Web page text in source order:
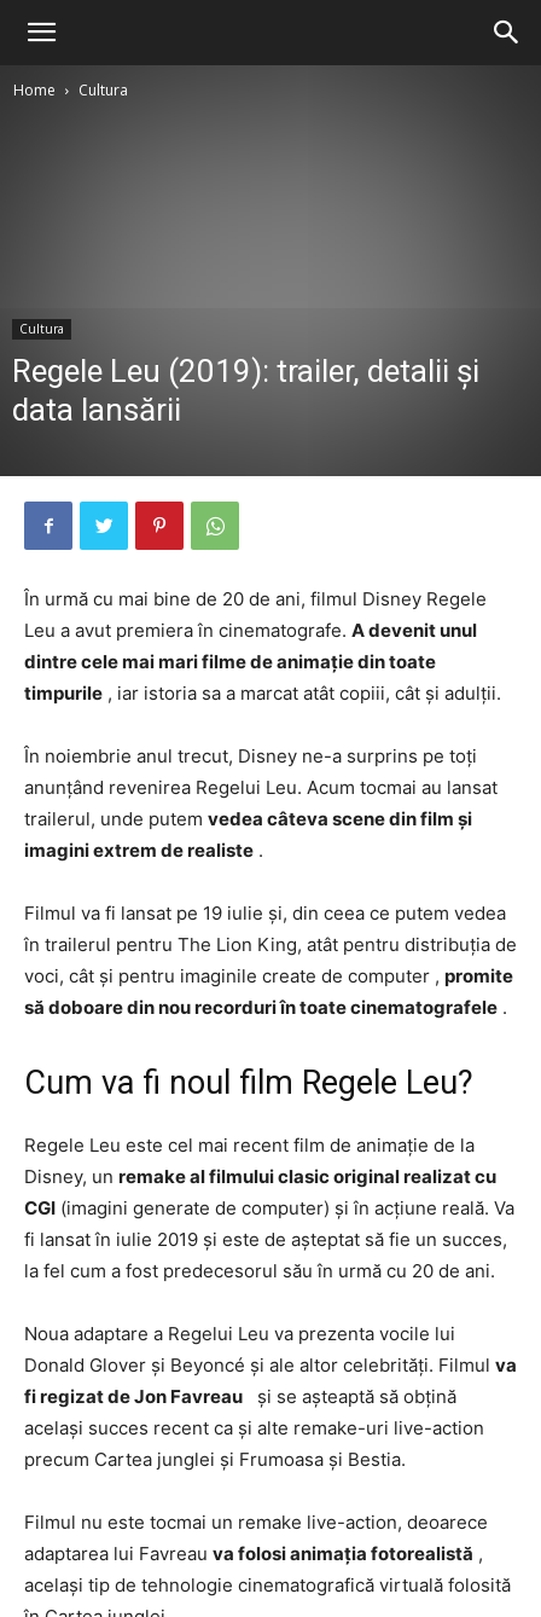
Home Cultura
Cultura
Regele Leu (2019): trailer, detalii și
data lansării
În urmă cu mai bine de 20 de ani, filmul Disney Regele
Leu a avut premiera în cinematografe. A devenit unul
dintre cele mai mari filme de animație din toate
timpurile , iar istoria sa a marcat atât copiii, cât și adulții.
În noiembrie anul trecut, Disney ne-a surprins pe toți
anunțând revenirea Regelui Leu. Acum tocmai au lansat
trailerul, unde putem vedea câteva scene din film și
imagini extrem de realiste .
Filmul va fi lansat pe 19 iulie și, din ceea ce putem vedea
în trailerul pentru The Lion King, atât pentru distribuția de
voci, cât și pentru imaginile create de computer , promite
să doboare din nou recorduri în toate cinematografele .
Cum va fi noul film Regele Leu?
Regele Leu este cel mai recent film de animație de la
Disney, un remake al filmului clasic original realizat cu
CGI (imagini generate de computer) și în acțiune reală. Va
fi lansat în iulie 2019 și este de așteptat să fie un succes,
la fel cum a fost predecesorul său în urmă cu 20 de ani.
Noua adaptare a Regelui Leu va prezenta vocile lui
Donald Glover și Beyoncé și ale altor celebrități. Filmul va
fi regizat de Jon Favreau și se așteaptă să obțină
același succes recent ca și alte remake-uri live-action
precum Cartea junglei și Frumoasa și Bestia.
Filmul nu este tocmai un remake live-action, deoarece
adaptarea lui Favreau va folosi animația fotorealistă ,
același tip de tehnologie cinematografică virtuală folosită